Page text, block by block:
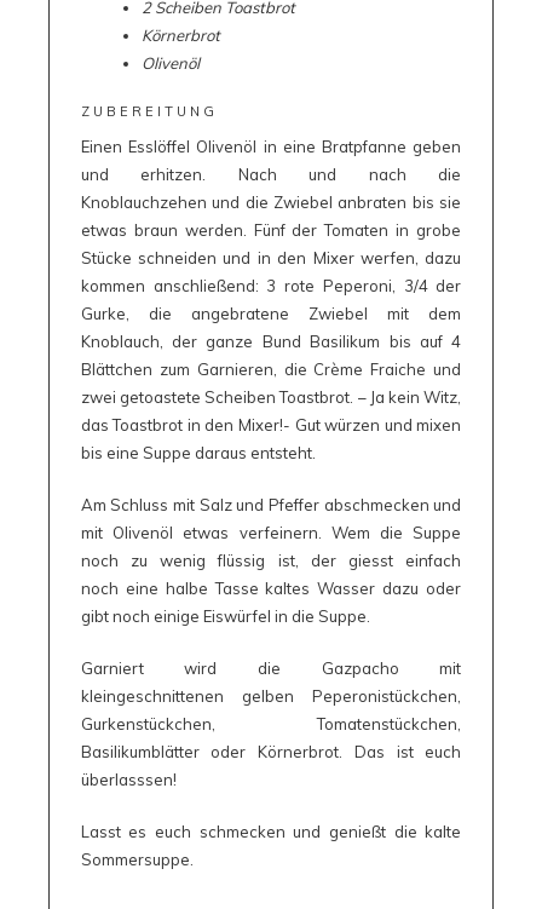
2 Scheiben Toastbrot
Körnerbrot
Olivenöl
ZUBEREITUNG
Einen Esslöffel Olivenöl in eine Bratpfanne geben
und erhitzen. Nach und nach die
Knoblauchzehen und die Zwiebel anbraten bis sie
etwas braun werden. Fünf der Tomaten in grobe
Stücke schneiden und in den Mixer werfen, dazu
kommen anschließend: 3 rote Peperoni, 3/4 der
Gurke, die angebratene Zwiebel mit dem
Knoblauch, der ganze Bund Basilikum bis auf 4
Blättchen zum Garnieren, die Crème Fraiche und
zwei getoastete Scheiben Toastbrot. – Ja kein Witz,
das Toastbrot in den Mixer!- Gut würzen und mixen
bis eine Suppe daraus entsteht.
Am Schluss mit Salz und Pfeffer abschmecken und
mit Olivenöl etwas verfeinern. Wem die Suppe
noch zu wenig flüssig ist, der giesst einfach
noch eine halbe Tasse kaltes Wasser dazu oder
gibt noch einige Eiswürfel in die Suppe.
Garniert wird die Gazpacho mit
kleingeschnittenen gelben Peperonistückchen,
Gurkenstückchen, Tomatenstückchen,
Basilikumblätter oder Körnerbrot. Das ist euch
überlasssen!
Lasst es euch schmecken und genießt die kalte
Sommersuppe.